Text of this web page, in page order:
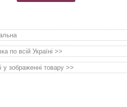
по всій Україні >>
у зображенні товару >>